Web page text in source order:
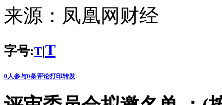
来源： 凤凰网财经
字号:T|T
0 人参与0条评论打印转发